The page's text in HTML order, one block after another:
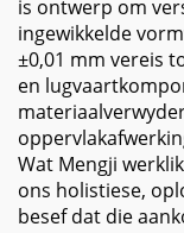
is ontwerp om
ingewikkelde
±0,01 mm vereis
en
Wat Mengji
ons holistiese,
besef dat die